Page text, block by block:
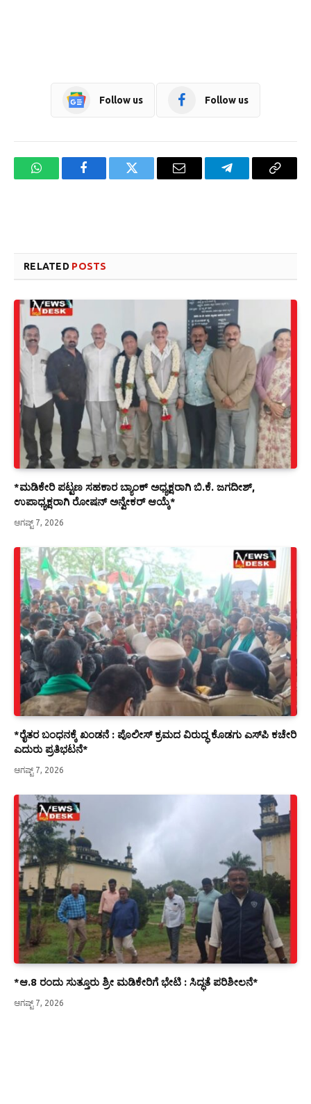
Follow us Follow us
WhatsAppFacebookTwitter Email TelegramCopy
RELATED POSTS
*ಮಡಿಕೇರಿ ಪಟ್ಟಣ ಸಹಕಾರ ಬ್ಯಾಂಕ್ ಅಧ್ಯಕ್ಷರಾಗಿ ಬಿ.ಕೆ. ಜಗದೀಶ್,
ಉಪಾಧ್ಯಕ್ಷರಾಗಿ ರೋಷನ್ ಅನ್ವೇಕರ್ ಆಯ್ಕೆ*
ಆಗಷ್ಟ್ 7, 2026
*ರೈತರ ಬಂಧನಕ್ಕೆ ಖಂಡನೆ : ಪೊಲೀಸ್ ಕ್ರಮದ ವಿರುದ್ಧ ಕೊಡಗು ಎಸ್‍ಪಿ ಕಚೇರಿ
ಎದುರು ಪ್ರತಿಭಟನೆ*
ಆಗಷ್ಟ್ 7, 2026
*ಆ.8 ರಂದು ಸುತ್ತೂರು ಶ್ರೀ ಮಡಿಕೇರಿಗೆ ಭೇಟಿ : ಸಿದ್ಧತೆ ಪರಿಶೀಲನೆ*
ಆಗಷ್ಟ್ 7, 2026